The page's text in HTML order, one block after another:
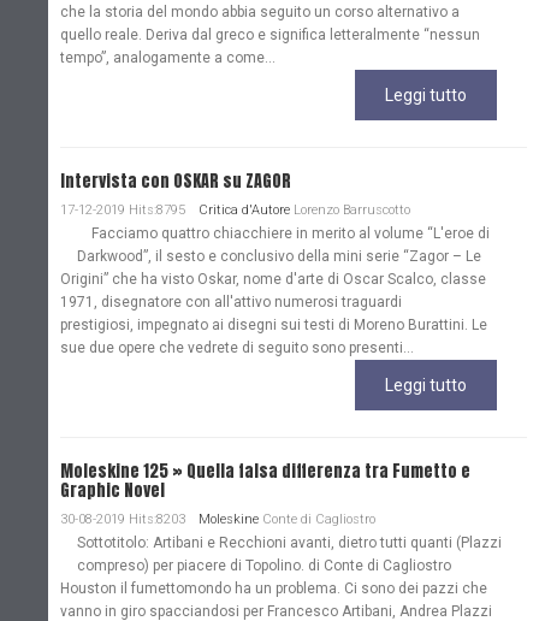
che la storia del mondo abbia seguito un corso alternativo a
quello reale. Deriva dal greco e significa letteralmente “nessun
tempo”, analogamente a come...
Leggi tutto
Intervista con OSKAR su ZAGOR
17-12-2019 Hits:8795 Critica d'Autore Lorenzo Barruscotto
Facciamo quattro chiacchiere in merito al volume “L'eroe di
Darkwood”, il sesto e conclusivo della mini serie “Zagor – Le
Origini” che ha visto Oskar, nome d'arte di Oscar Scalco, classe
1971, disegnatore con all'attivo numerosi traguardi
prestigiosi, impegnato ai disegni sui testi di Moreno Burattini. Le
sue due opere che vedrete di seguito sono presenti...
Leggi tutto
Moleskine 125 » Quella falsa differenza tra Fumetto e
Graphic Novel
30-08-2019 Hits:8203 Moleskine Conte di Cagliostro
Sottotitolo: Artibani e Recchioni avanti, dietro tutti quanti (Plazzi
compreso) per piacere di Topolino. di Conte di Cagliostro
Houston il fumettomondo ha un problema. Ci sono dei pazzi che
vanno in giro spacciandosi per Francesco Artibani, Andrea Plazzi